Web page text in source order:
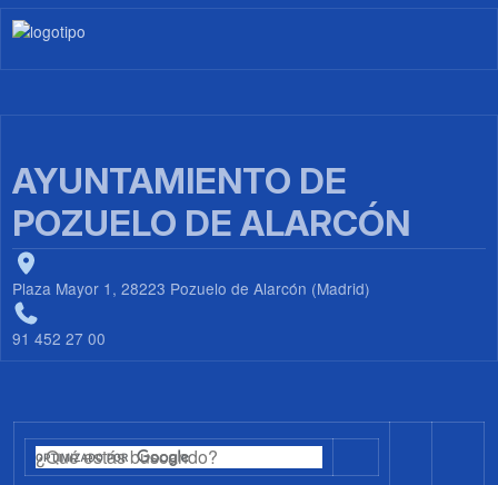
Imagen
AYUNTAMIENTO DE
POZUELO DE ALARCÓN
Plaza Mayor 1, 28223 Pozuelo de Alarcón (Madrid)
91 452 27 00